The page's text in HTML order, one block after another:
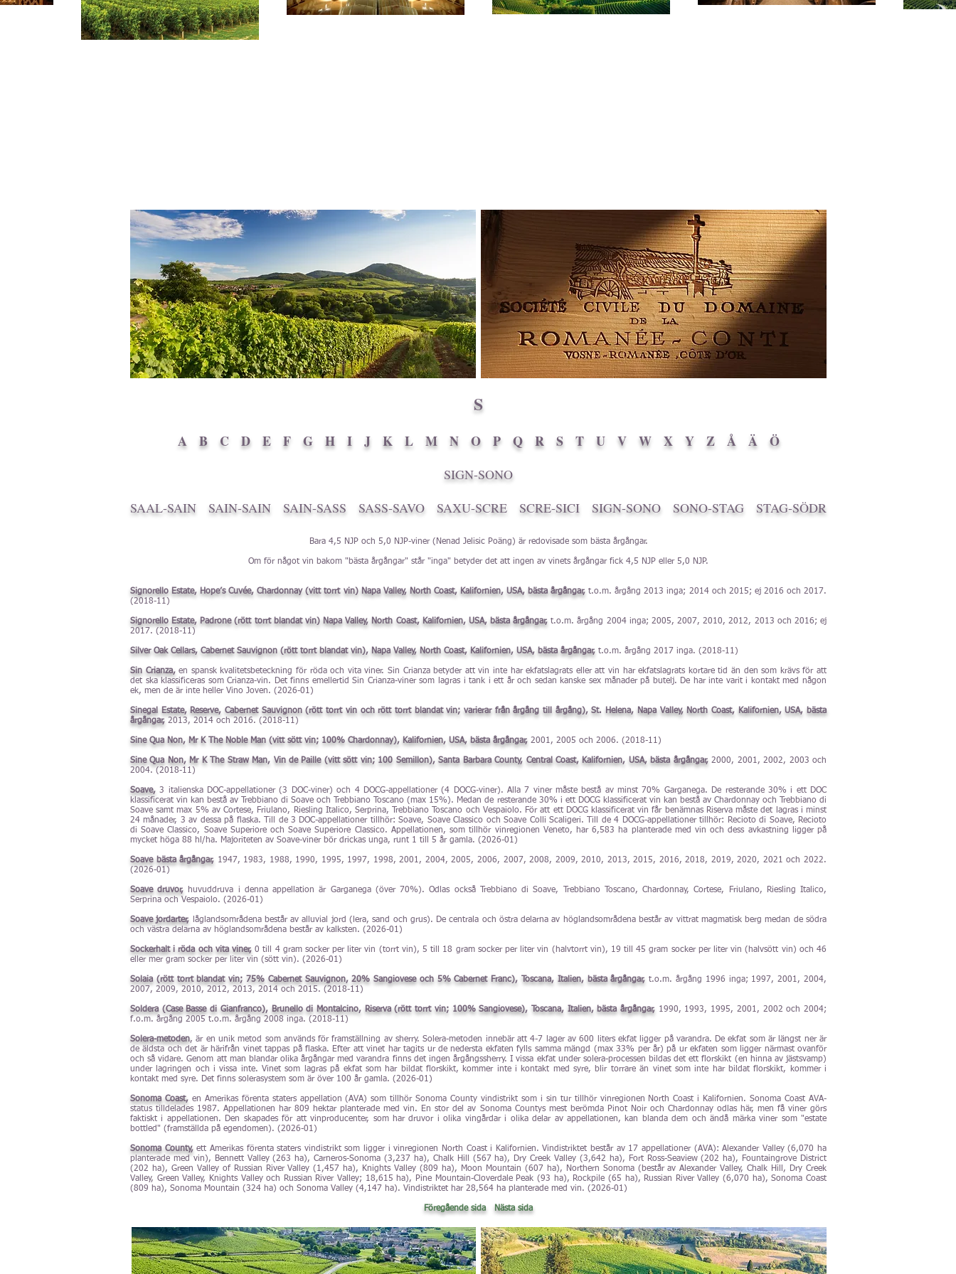
S
A B C D E F G H I J K L M N O P Q R S T U V W X Y Z Å Ä Ö
SIGN-SONO
SAAL-SAIN
SAIN-SAIN SAIN-SASS SASS-SAVO SAXU-SCRE SCRE-SICI SIGN-SONO SONO-STAG STAG-SÖDR
Bara 4,5 NJP och 5,0 NJP-viner (Nenad Jelisic Poäng) är redovisade som bästa årgångar.
Om för något vin bakom "bästa årgångar" står "inga" betyder det att ingen av vinets årgångar fick 4,5 NJP eller 5,0 NJP.
Signorello Estate, Hope’s Cuvée, Chardonnay (vitt torrt vin) Napa Valley, North Coast, Kalifornien, USA, bästa årgångar,t.o.m. årgång 2013 inga; 2014 och 2015; ej 2016 och 2017.
(2018-11)
Signorello Estate, Padrone (rött torrt blandat vin) Napa Valley, North Coast, Kalifornien, USA, bästa årgångar, t.o.m. årgång 2004 inga; 2005, 2007, 2010, 2012, 2013 och 2016; ej
2017. (2018-11)
Silver Oak Cellars, Cabernet Sauvignon (rött torrt blandat vin), Napa Valley, North Coast, Kalifornien, USA, bästa årgångar, t.o.m. årgång 2017 inga. (2018-11)
Sin Crianza,en spansk kvalitetsbeteckning för röda och vita viner. Sin Crianza betyder att vin inte har ekfatslagrats eller att vin har ekfatslagrats kortare tid än den som krävs för att
det ska klassificeras som Crianza-vin. Det finns emellertid Sin Crianza-viner som lagras i tank i ett år och sedan kanske sex månader på butelj. De har inte varit i kontakt med någon
ek, men de är inte heller Vino Joven. (2026-01)
Sinegal Estate, Reserve, Cabernet Sauvignon (rött torrt vin och rött torrt blandat vin; varierar från årgång till årgång), St. Helena, Napa Valley, North Coast, Kalifornien, USA, bästa
årgångar, 2013, 2014 och 2016. (2018-11)
Sine Qua Non, Mr K The Noble Man (vitt sött vin; 100% Chardonnay), Kalifornien, USA, bästa årgångar, 2001, 2005 och 2006. (2018-11)
Sine Qua Non, Mr K The Straw Man, Vin de Paille (vitt sött vin; 100 Semillon), Santa Barbara County, Central Coast, Kalifornien, USA, bästa årgångar,2000, 2001, 2002, 2003 och
2004. (2018-11)
Soave, 3 italienska DOC-appellationer (3 DOC-viner) och 4 DOCG-appellationer (4 DOCG-viner). Alla 7 viner måste bestå av minst 70% Garganega. De resterande 30% i ett DOC
klassificerat vin kan bestå av Trebbiano di Soave och Trebbiano Toscano (max 15%). Medan de resterande 30% i ett DOCG klassificerat vin kan bestå av Chardonnay och Trebbiano di
Soave samt max 5% av Cortese, Friulano, Riesling Italico, Serprina, Trebbiano Toscano och Vespaiolo. För att ett DOCG klassificerat vin får benämnas Riserva måste det lagras i minst
24 månader, 3 av dessa på flaska. Till de 3 DOC-appellationer tillhör: Soave, Soave Classico och Soave Colli Scaligeri. Till de 4 DOCG-appellationer tillhör: Recioto di Soave, Recioto
di Soave Classico, Soave Superiore och Soave Superiore Classico. Appellationen, som tillhör vinregionen Veneto, har 6,583 ha planterade med vin och dess avkastning ligger på
mycket höga 88 hl/ha. Majoriteten av Soave-viner bör drickas unga, runt 1 till 5 år gamla. (2026-01)
Soave bästa årgångar, 1947, 1983, 1988, 1990, 1995, 1997, 1998, 2001, 2004, 2005, 2006, 2007, 2008, 2009, 2010, 2013, 2015, 2016, 2018, 2019, 2020, 2021 och 2022.
(2026-01)
Soave druvor, huvuddruva i denna appellation är Garganega (över 70%). Odlas också Trebbiano di Soave, Trebbiano Toscano, Chardonnay, Cortese, Friulano, Riesling Italico,
Serprina och Vespaiolo. (2026-01)
Soave jordarter, låglandsområdena består av alluvial jord (lera, sand och grus). De centrala och östra delarna av höglandsområdena består av vittrat magmatisk berg medan de södra
och västra delarna av höglandsområdena består av kalksten. (2026-01)
Sockerhalt i röda och vita viner,0 till 4 gram socker per liter vin (torrt vin), 5 till 18 gram socker per liter vin (halvtorrt vin), 19 till 45 gram socker per liter vin (halvsött vin) och 46
eller mer gram socker per liter vin (sött vin). (2026-01)
Solaia (rött torrt blandat vin; 75% Cabernet Sauvignon, 20% Sangiovese och 5% Cabernet Franc), Toscana, Italien, bästa årgångar, t.o.m. årgång 1996 inga; 1997, 2001, 2004,
2007, 2009, 2010, 2012, 2013, 2014 och 2015. (2018-11)
Soldera (Case Basse di Gianfranco), Brunello di Montalcino, Riserva (rött torrt vin; 100% Sangiovese), Toscana, Italien, bästa årgångar, 1990, 1993, 1995, 2001, 2002 och 2004;
f.o.m. årgång 2005 t.o.m. årgång 2008 inga. (2018-11)
Solera-metoden, är en unik metod som används för framställning av sherry. Solera-metoden innebär att 4-7 lager av 600 liters ekfat ligger på varandra. De ekfat som är längst ner är
de äldsta och det är härifrån vinet tappas på flaska. Efter att vinet har tagits ur de nedersta ekfaten fylls samma mängd (max 33% per år) på ur ekfaten som ligger närmast ovanför
och så vidare. Genom att man blandar olika årgångar med varandra finns det ingen årgångssherry. I vissa ekfat under solera-processen bildas det ett florskikt (en hinna av jästsvamp)
under lagringen och i vissa inte. Vinet som lagras på ekfat som har bildat florskikt, kommer inte i kontakt med syre, blir torrare än vinet som inte har bildat florskikt, kommer i
kontakt med syre. Det finns solerasystem som är över 100 år gamla. (2026-01)
Sonoma Coast, en Amerikas förenta staters appellation (AVA) som tillhör Sonoma County vindistrikt som i sin tur tillhör vinregionen North Coast i Kalifornien. Sonoma Coast AVA-
status tilldelades 1987. Appellationen har 809 hektar planterade med vin. En stor del av Sonoma Countys mest berömda Pinot Noir och Chardonnay odlas här, men få viner görs
faktiskt i appellationen. Den skapades för att vinproducenter, som har druvor i olika vingårdar i olika delar av appellationen, kan blanda dem och ändå märka viner som "estate
bottled" (framställda på egendomen). (2026-01)
Sonoma County,ett Amerikas förenta staters vindistrikt som ligger i vinregionen North Coast i Kalifornien. Vindistriktet består av 17 appellationer (AVA): Alexander Valley (6,070 ha
planterade med vin), Bennett Valley (263 ha), Carneros-Sonoma (3,237 ha), Chalk Hill (567 ha), Dry Creek Valley (3,642 ha), Fort Ross-Seaview (202 ha), Fountaingrove District
(202 ha), Green Valley of Russian River Valley (1,457 ha), Knights Valley (809 ha), Moon Mountain (607 ha), Northern Sonoma (består av Alexander Valley, Chalk Hill, Dry Creek
Valley, Green Valley, Knights Valley och Russian River Valley; 18,615 ha), Pine Mountain-Cloverdale Peak (93 ha), Rockpile (65 ha), Russian River Valley (6,070 ha), Sonoma Coast
(809 ha), Sonoma Mountain (324 ha) och Sonoma Valley (4,147 ha). Vindistriktet har 28,564 ha planterade med vin. (2026-01)
Föregående sida Nästa sida